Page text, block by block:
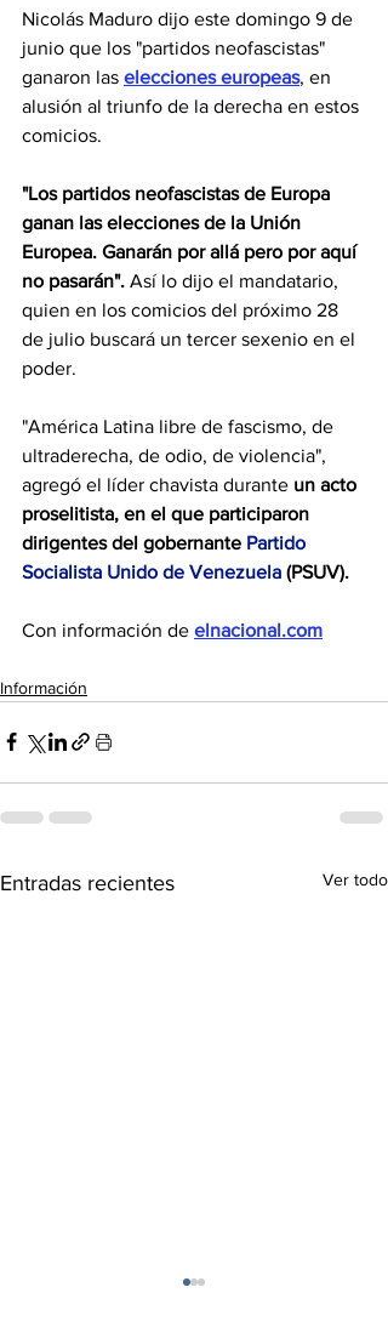
Nicolás Maduro dijo este domingo 9 de
junio que los "partidos neofascistas"
ganaron las elecciones europeas, en
alusión al triunfo de la derecha en estos
comicios.
"Los partidos neofascistas de Europa
ganan las elecciones de la Unión
Europea. Ganarán por allá pero por aquí
no pasarán". Así lo dijo el mandatario,
quien en los comicios del próximo 28
de julio buscará un tercer sexenio en el
poder.
"América Latina libre de fascismo, de
ultraderecha, de odio, de violencia",
agregó el líder chavista durante un acto
proselitista, en el que participaron
dirigentes del gobernante Partido
Socialista Unido de Venezuela (PSUV).
Con información de elnacional.com
Información
Entradas recientes Ver todo